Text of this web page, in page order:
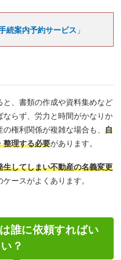
続案内予約サービス 」
と、書類の作成や資料集めなど
ならず、労力と時間がかなりか
権利関係が複雑な場合も、 自
整理する必要があります。
生してしまい不動産の名義変更
ケースがよくあります。
誰に依頼すればい
い？